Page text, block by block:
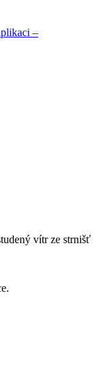
–
vítr ze strnišť